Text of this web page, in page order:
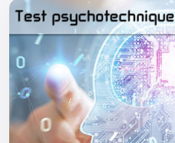
Réserver votre stage